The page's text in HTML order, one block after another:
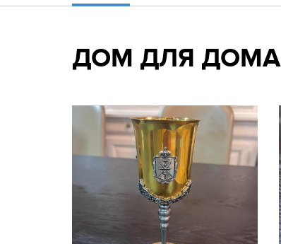
ДОМ ДЛЯ ДОМА